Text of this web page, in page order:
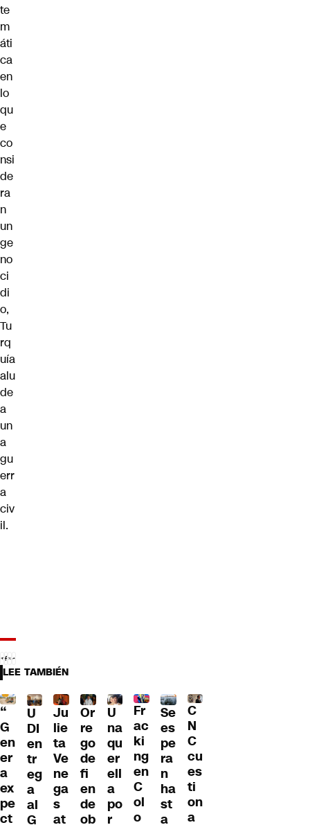
te
m
áti
ca
en
lo
qu
e
co
nsi
de
ra
n
un
ge
no
ci
di
o,
Tu
rq
uía
alu
de
a
un
a
gu
err
a
civ
il.
LEE TAMBIÉN
“
G
en
er
a
ex
pe
ct
U
DI
en
tr
eg
a
al
G
Ju
lie
ta
Ve
ne
ga
s
at
Or
re
go
de
fi
en
de
ob
U
na
qu
er
ell
a
po
r
Fr
ac
ki
ng
en
C
ol
o
Se
es
pe
ra
n
ha
st
a
C
N
C
cu
es
ti
on
a